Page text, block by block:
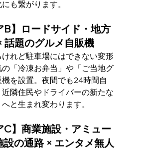
も繋がります。
B】ロードサイド・地方
話題のグルメ自販機
れど駐車場にはできない変形
「冷凍お弁当」や「ご当地グ
を設置。夜間でも24時間自
隣住民やドライバーの新たな
と生まれ変わります。
C】商業施設・アミュー
設の通路 × エンタメ無人